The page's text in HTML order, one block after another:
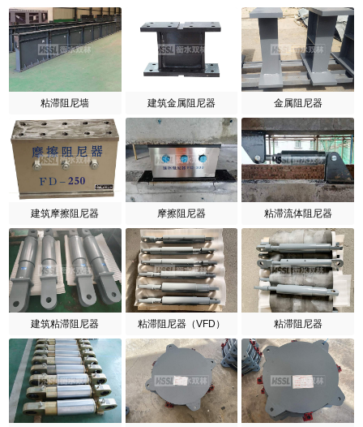
粘滞阻尼墙 建筑金属阻尼器 金属阻尼器
建筑摩擦阻尼器 摩擦阻尼器 粘滞流体阻尼器
建筑粘滞阻尼器 粘滞阻尼器（VFD） 粘滞阻尼器